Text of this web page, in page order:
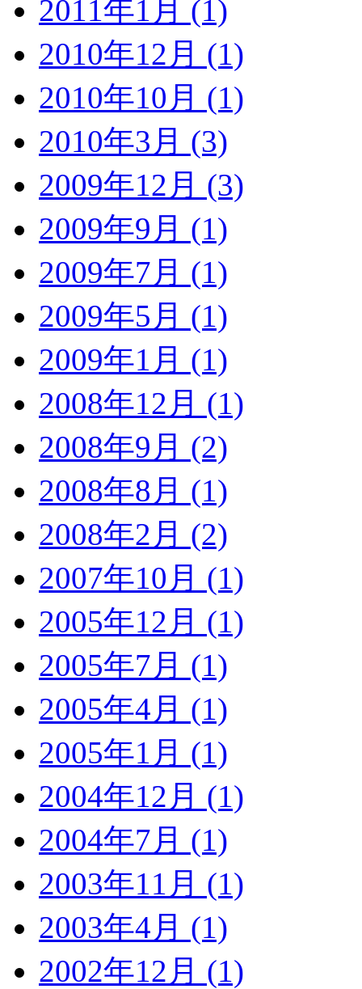
2011年1月 (1)
2010年12月 (1)
2010年10月 (1)
2010年3月 (3)
2009年12月 (3)
2009年9月 (1)
2009年7月 (1)
2009年5月 (1)
2009年1月 (1)
2008年12月 (1)
2008年9月 (2)
2008年8月 (1)
2008年2月 (2)
2007年10月 (1)
2005年12月 (1)
2005年7月 (1)
2005年4月 (1)
2005年1月 (1)
2004年12月 (1)
2004年7月 (1)
2003年11月 (1)
2003年4月 (1)
2002年12月 (1)